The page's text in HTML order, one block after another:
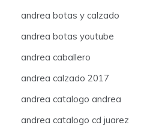
andrea botas y calzado
andrea botas youtube
andrea caballero
andrea calzado 2017
andrea catalogo andrea
andrea catalogo cd juarez